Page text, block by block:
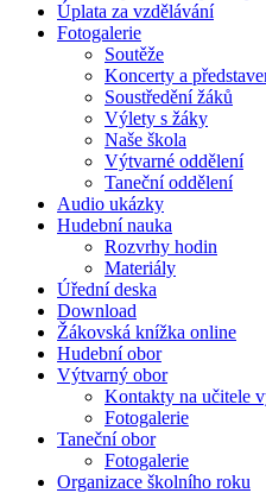
Úplata za vzdělávání
Fotogalerie
Soutěže
Koncerty a
Soustředění žáků
Výlety s žáky
Naše škola
Výtvarné oddělení
Taneční oddělení
Audio ukázky
Hudební nauka
Rozvrhy hodin
Materiály
Úřední deska
Download
Žákovská knížka online
Hudební obor
Výtvarný obor
Kontakty na učitele
Fotogalerie
Taneční obor
Fotogalerie
Organizace školního roku